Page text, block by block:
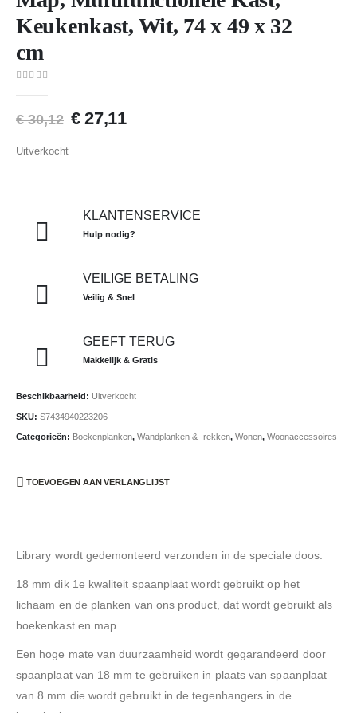
Keukenkast, Wit, 74 x 49 x 32
cm
€30,12 Oorspronkelijke
€27,11Huidige
Uitverkocht
KLANTENSERVICE
Hulp nodig?
VEILIGE BETALING
Veilig & Snel
GEEFT TERUG
Makkelijk & Gratis
Beschikbaarheid: Uitverkocht
SKU: S7434940223206
Categorieën: Boekenplanken, Wandplanken & -rekken, Wonen, Woonaccessoires
TOEVOEGEN AAN VERLANGLIJST
Library wordt gedemonteerd verzonden in de speciale doos.
18 mm dik 1e kwaliteit spaanplaat wordt gebruikt op het
lichaam en de planken van ons product, dat wordt gebruikt als
boekenkast en map
Een hoge mate van duurzaamheid wordt gegarandeerd door
spaanplaat van 18 mm te gebruiken in plaats van spaanplaat
van 8 mm die wordt gebruikt in de tegenhangers in de